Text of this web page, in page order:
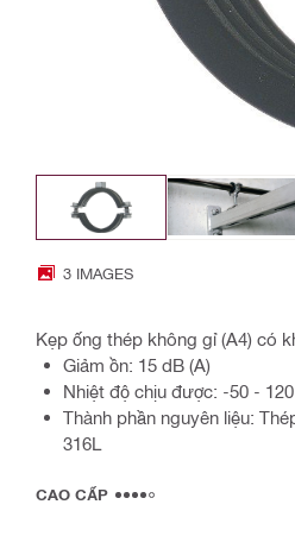
3 IMAGES
Kẹp ống thép không gỉ (A4) có
Giảm ồn: 15 dB (A)
Nhiệt độ chịu được: -50 - 120
Thành phần nguyên liệu:
316L
CAO CẤP